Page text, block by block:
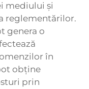
mediului și
reglementărilor.
genera o
în
obține
prin